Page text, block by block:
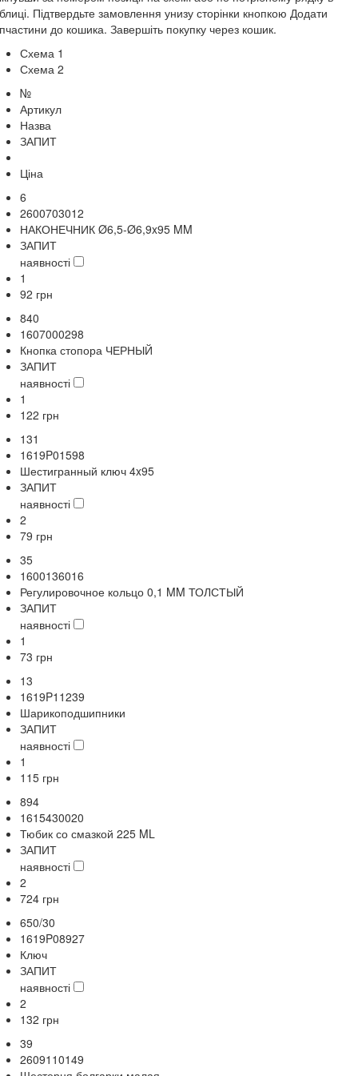
Підтвердьте замовлення унизу сторінки кнопкою Додати
до кошика. Завершіть покупку через кошик.
Схема 1
Схема 2
№
Артикул
Назва
ЗАПИТ
Ціна
6
2600703012
НАКОНЕЧНИК Ø6,5-Ø6,9x95 MM
ЗАПИТ
наявності
1
92 грн
840
1607000298
Кнопка стопора ЧЕРНЫЙ
ЗАПИТ
наявності
1
122 грн
131
1619P01598
Шестигранный ключ 4x95
ЗАПИТ
наявності
2
79 грн
35
1600136016
Регулировочное кольцо 0,1 MM ТОЛСТЫЙ
ЗАПИТ
наявності
1
73 грн
13
1619P11239
Шарикоподшипники
ЗАПИТ
наявності
1
115 грн
894
1615430020
Тюбик со смазкой 225 ML
ЗАПИТ
наявності
2
724 грн
650/30
1619P08927
Ключ
ЗАПИТ
наявності
2
132 грн
39
2609110149